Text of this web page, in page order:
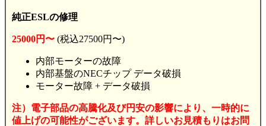
純正ESLの修理
25000円〜 (税込27500円〜)
内部モーターの故障
内部基盤のNECチップ データ破損
モーター故障 + データ破損
注）電子部品の高騰化及び円安の影響により、一時的に
値上げの可能性がございます。詳しいお見積もりはお問